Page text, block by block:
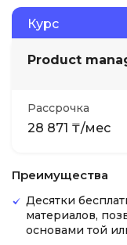
Курс
Product
Рассрочка
28 871 ₸/мес
Преимущества
Десятки
материалов,
основами той